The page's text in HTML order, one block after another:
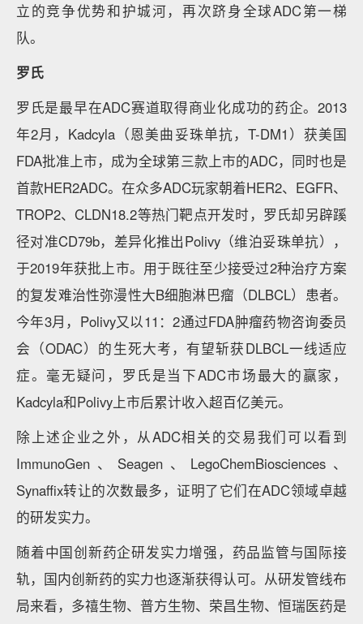
立的竞争优势和护城河，再次跻身全球ADC第一梯
队。
罗氏
罗氏是最早在ADC赛道取得商业化成功的药企。2013
年2月，Kadcyla（恩美曲妥珠单抗，T-DM1）获美国
FDA批准上市，成为全球第三款上市的ADC，同时也是
首款HER2ADC。在众多ADC玩家朝着HER2、EGFR、
TROP2、CLDN18.2等热门靶点开发时，罗氏却另辟蹊
径对准CD79b，差异化推出Polivy（维泊妥珠单抗），
于2019年获批上市。用于既往至少接受过2种治疗方案
的复发难治性弥漫性大B细胞淋巴瘤（DLBCL）患者。
今年3月，Polivy又以11：2通过FDA肿瘤药物咨询委员
会（ODAC）的生死大考，有望斩获DLBCL一线适应
症。毫无疑问，罗氏是当下ADC市场最大的赢家，
Kadcyla和Polivy上市后累计收入超百亿美元。
除上述企业之外，从ADC相关的交易我们可以看到
ImmunoGen、Seagen、LegoChemBiosciences、
Synaffix转让的次数最多，证明了它们在ADC领域卓越
的研发实力。
随着中国创新药企研发实力增强，药品监管与国际接
轨，国内创新药的实力也逐渐获得认可。从研发管线布
局来看，多禧生物、普方生物、荣昌生物、恒瑞医药是